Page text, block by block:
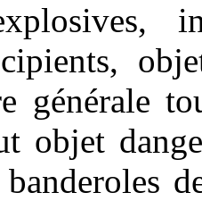
générale
objet
banderoles